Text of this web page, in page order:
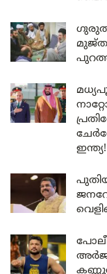
ഇന്ത്യ!